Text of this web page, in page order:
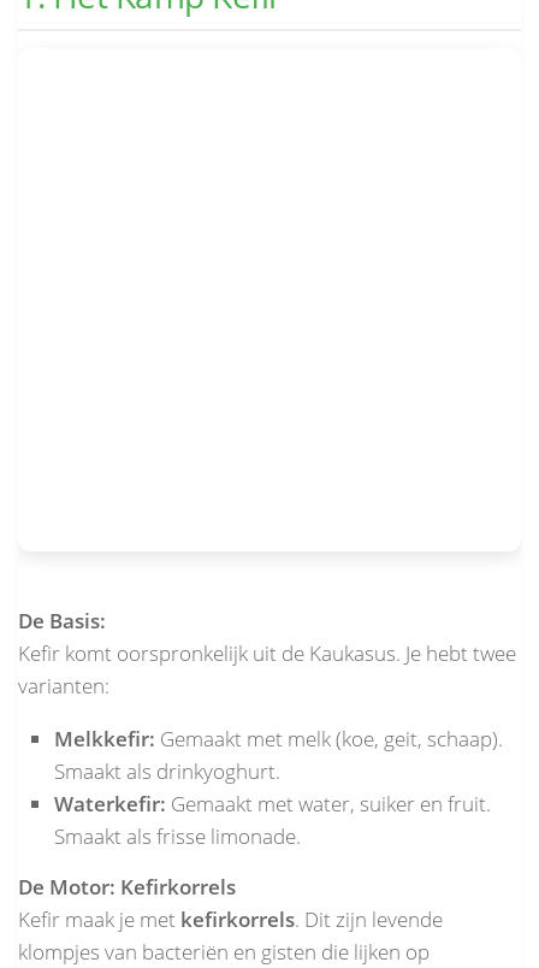
De Basis:
Kefir komt oorspronkelijk uit de Kaukasus. Je hebt twee
varianten:
Melkkefir: Gemaakt met melk (koe, geit, schaap).
Smaakt als drinkyoghurt.
Waterkefir: Gemaakt met water, suiker en fruit.
Smaakt als frisse limonade.
De Motor: Kefirkorrels
Kefir maak je met kefirkorrels. Dit zijn levende
klompjes van bacteriën en gisten die lijken op